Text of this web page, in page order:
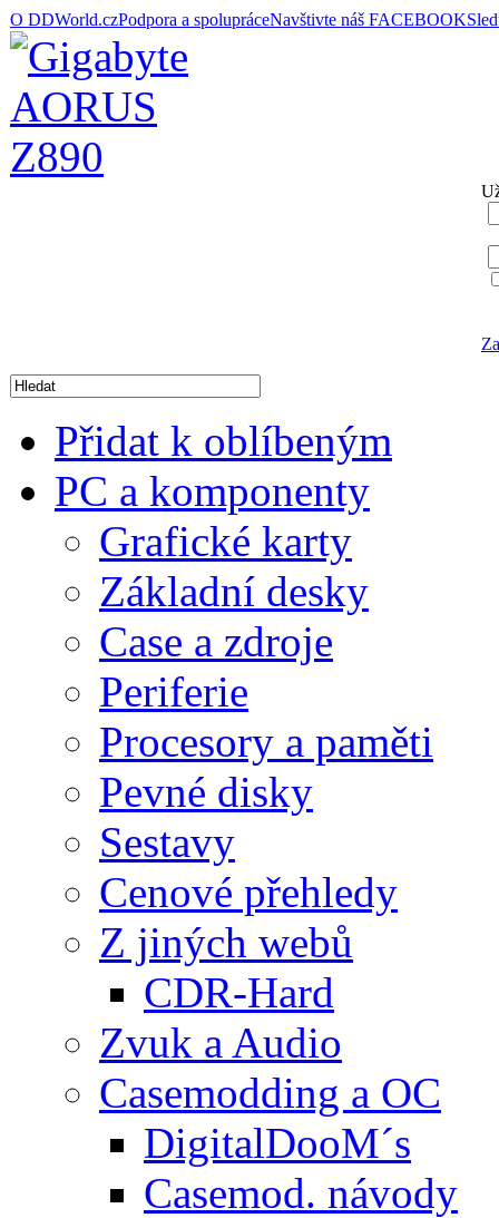
O DDWorld.czPodpora a spolupráceNavštivte náš FACEBOOK
Přidat k oblíbeným
PC a komponenty
Grafické karty
Základní desky
Case a zdroje
Periferie
Procesory a paměti
Pevné disky
Sestavy
Cenové přehledy
Z jiných webů
CDR-Hard
Zvuk a Audio
Casemodding a OC
DigitalDooM´s
Casemod. návody